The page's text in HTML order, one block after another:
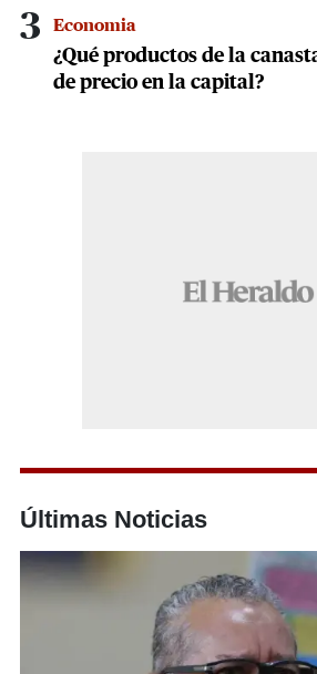
3 Economia
¿Qué productos de la
de precio en la capital?
Últimas Noticias